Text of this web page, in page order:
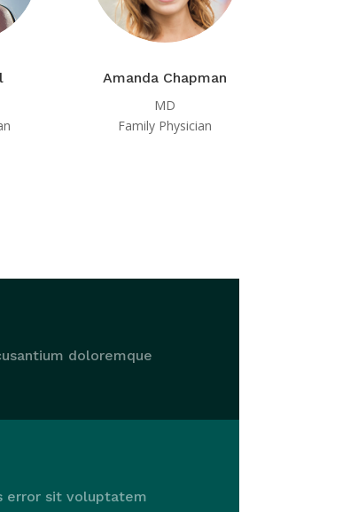
Amanda Chapman
MD
Family Physician
doloremque
error sit voluptatem